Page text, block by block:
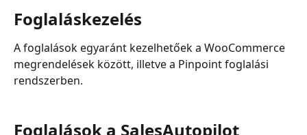
Foglaláskezelés
A foglalások egyaránt kezelhetőek a WooCommerce
megrendelések között, illetve a Pinpoint foglalási
rendszerben.
Foglalások a SalesAutopilot